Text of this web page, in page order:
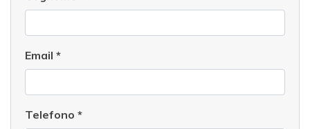
Email *
Telefono *